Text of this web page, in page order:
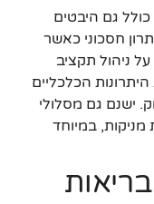
גם היבטים
חסכוני כאשר
ניהול תקציב
הכלכליים
ישנם גם מסלולי
מניקות, במיוחד